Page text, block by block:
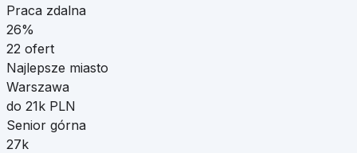
Praca zdalna
26%
22 ofert
Najlepsze miasto
Warszawa
do 21k PLN
Senior górna
27k